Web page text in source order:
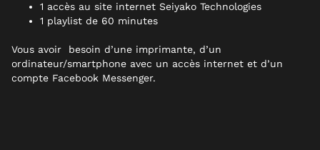
1 accès au site internet Seiyako Technologies
1 playlist de 60 minutes
Vous avoir besoin d’une imprimante, d’un
ordinateur/smartphone avec un accès internet et d’un
compte Facebook Messenger.